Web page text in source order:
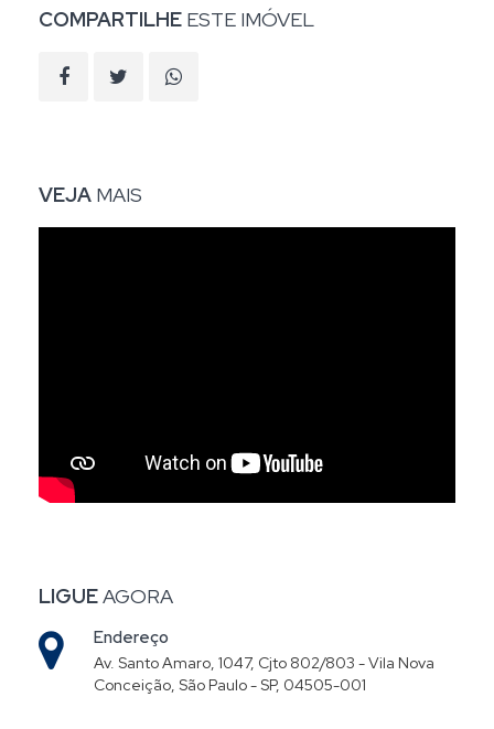
COMPARTILHE ESTE IMÓVEL
VEJA MAIS
LIGUEAGORA
Endereço
Av. Santo Amaro, 1047, Cjto 802/803 - Vila Nova
Conceição, São Paulo - SP, 04505-001